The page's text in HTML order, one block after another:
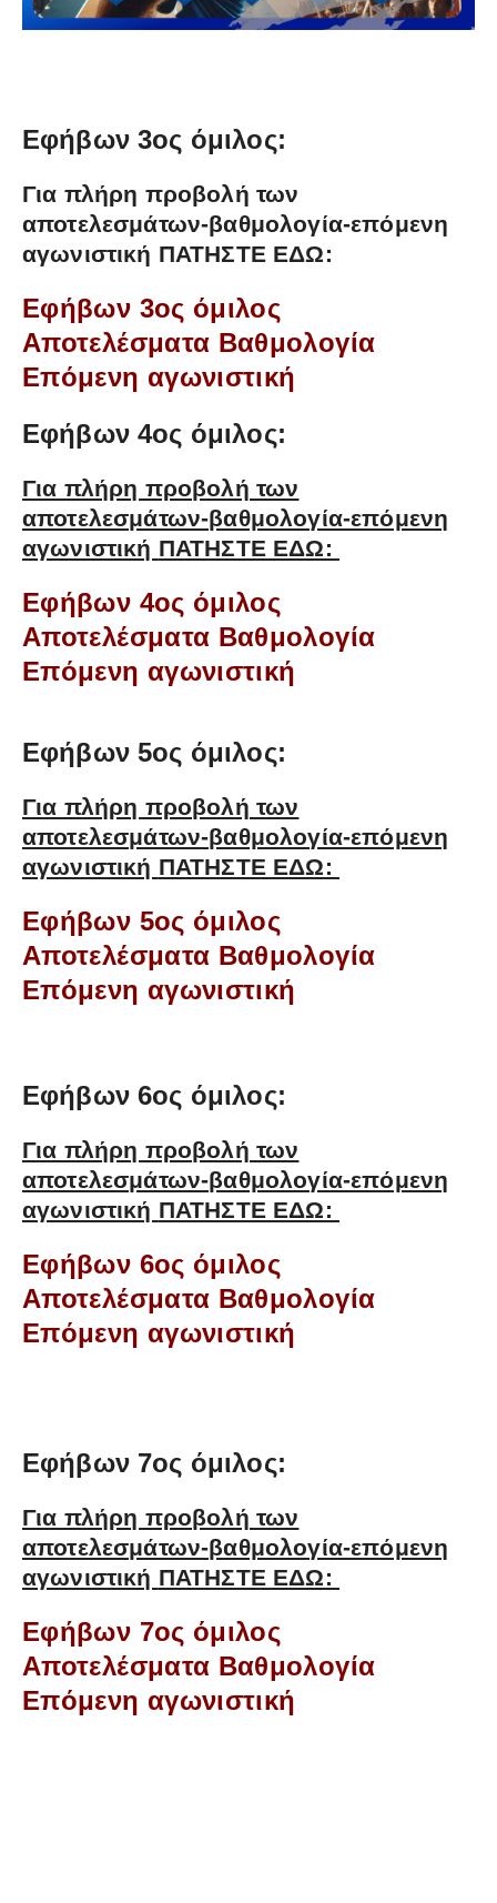
Εφήβων 3ος όμιλος:
Για πλήρη προβολή των
αποτελεσμάτων-βαθμολογία-επόμενη
αγωνιστική ΠΑΤΗΣΤΕ ΕΔΩ:
Εφήβων 3ος όμιλος
Αποτελέσματα Βαθμολογία
Επόμενη αγωνιστική
Εφήβων 4ος όμιλος:
Για πλήρη προβολή των
αποτελεσμάτων-βαθμολογία-επόμενη
αγωνιστική ΠΑΤΗΣΤΕ ΕΔΩ:
Εφήβων 4ος όμιλος
Αποτελέσματα Βαθμολογία
Επόμενη αγωνιστική
Εφήβων 5ος όμιλος:
Για πλήρη προβολή των
αποτελεσμάτων-βαθμολογία-επόμενη
αγωνιστική ΠΑΤΗΣΤΕ ΕΔΩ:
Εφήβων 5ος όμιλος
Αποτελέσματα Βαθμολογία
Επόμενη αγωνιστική
Εφήβων 6ος όμιλος:
Για πλήρη προβολή των
αποτελεσμάτων-βαθμολογία-επόμενη
αγωνιστική ΠΑΤΗΣΤΕ ΕΔΩ:
Εφήβων 6ος όμιλος
Αποτελέσματα Βαθμολογία
Επόμενη αγωνιστική
Εφήβων 7ος όμιλος:
Για πλήρη προβολή των
αποτελεσμάτων-βαθμολογία-επόμενη
αγωνιστική ΠΑΤΗΣΤΕ ΕΔΩ:
Εφήβων 7ος όμιλος
Αποτελέσματα Βαθμολογία
Επόμενη αγωνιστική